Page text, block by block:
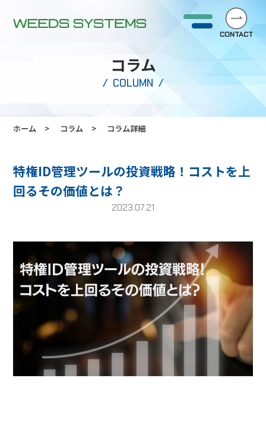
CONTACT
コラム
COLUMN
ホーム コラム コラム詳細
特権ID管理ツールの投資戦略！コストを上
回るその価値とは？
2023.07.21